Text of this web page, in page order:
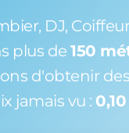
DJ,
plus de 150
d'obtenir
jamais vu :